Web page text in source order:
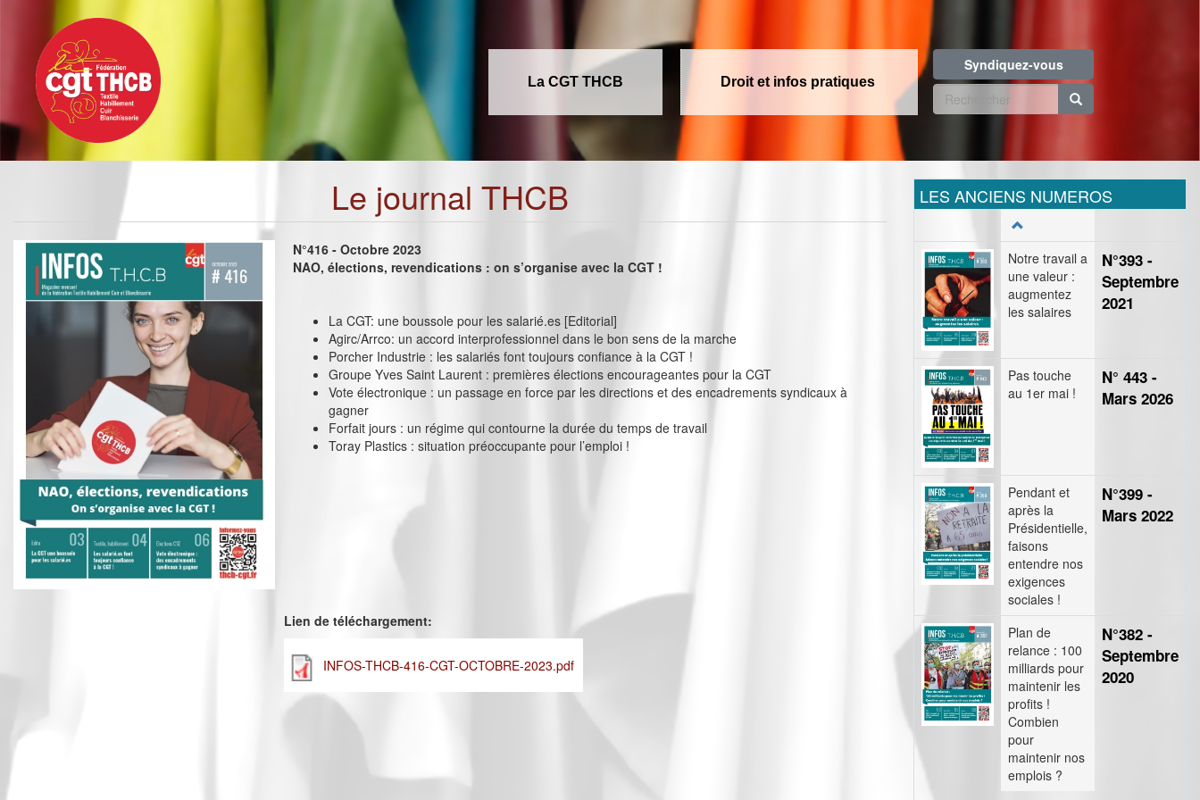
contenu
principal
La CGT THCB Droit et infos pratiques
Syndiquez-vous
Formulaire
recherche
Le journal THCB
N°416 - Octobre 2023
NAO, élections, revendications : on s’organise avec la CGT !
La CGT: une boussole pour les salarié.es [Editorial]
Agirc/Arrco: un accord interprofessionnel dans le bon sens de la marche
Porcher Industrie : les salariés font toujours confiance à la CGT !
Groupe Yves Saint Laurent : premières élections encourageantes pour la CGT
Vote électronique : un passage en force par les directions et des encadrements syndicaux à
gagner
Forfait jours : un régime qui contourne la durée du temps de travail
Toray Plastics : situation préoccupante pour l’emploi !
Lien de téléchargement:
INFOS-THCB-416-CGT-OCTOBRE-2023.pdf
LES ANCIENS NUMEROS
Notre travail a
une valeur :
augmentez
les salaires
N°393 -
Septembre
2021
Pas touche
au 1er mai !
N° 443 -
Mars 2026
Pendant et
après la
Présidentielle,
faisons
entendre nos
exigences
sociales !
N°399 -
Mars 2022
Plan de
relance : 100
milliards pour
maintenir les
profits !
Combien
pour
maintenir nos
emplois ?
N°382 -
Septembre
2020